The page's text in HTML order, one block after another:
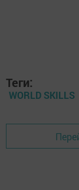
Теги:
WORLD SKILLS